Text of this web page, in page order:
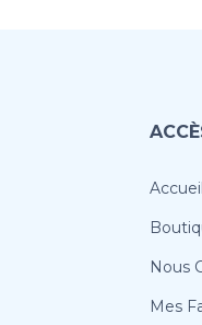
Accueil
Nous
Mes